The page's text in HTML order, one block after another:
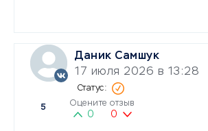
Даник Самшук
17 июля 2026 в 13:28
5 Оцените отзыв
0 0